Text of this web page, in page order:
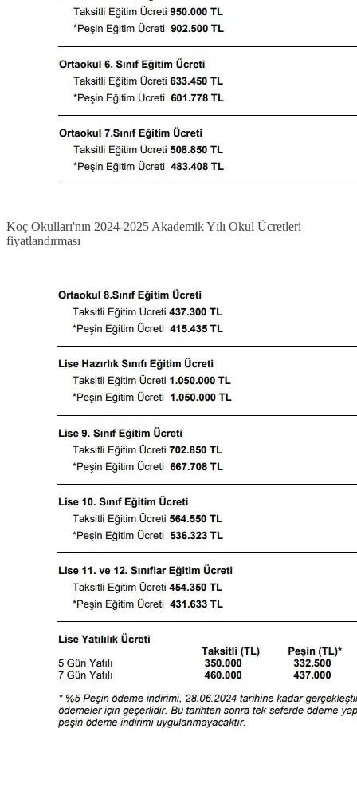
Koç Okulları'nın 2024-2025 Akademik Yılı Okul Ücretleri
fiyatlandırması